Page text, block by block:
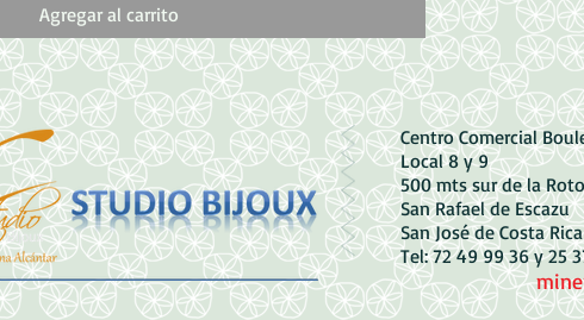
Agregar al carrito
Centro Comercial
Local 8 y 9
500 mts sur de la
San Rafael de Escazu
San José de Costa Rica
Tel: 72 49 99 36 y 25